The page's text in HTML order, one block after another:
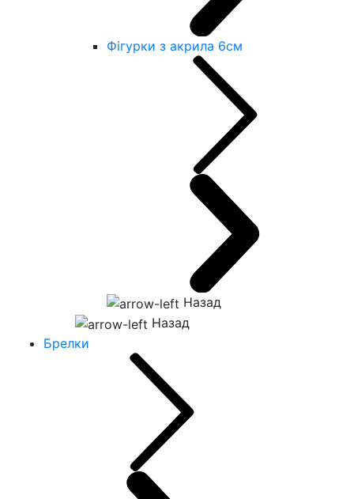
Фігурки з акрила 6см
Назад
Назад
Брелки